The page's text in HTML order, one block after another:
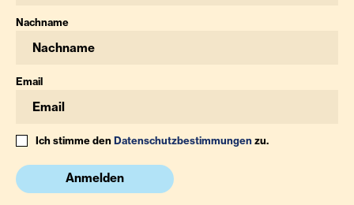
Nachname
Email
Ich stimme denDatenschutzbestimmungenzu.
Anmelden